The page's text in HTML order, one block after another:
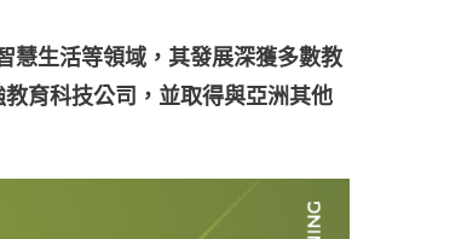
慧生活等領域，其發展深獲多數教
育科技公司，並取得與亞洲其他